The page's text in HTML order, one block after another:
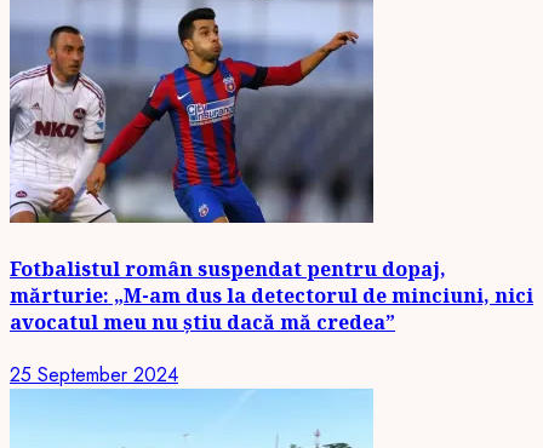
Fotbalistul român suspendat pentru dopaj,
mărturie: „M-am dus la detectorul de minciuni, nici
avocatul meu nu știu dacă mă credea”
25 September 2024